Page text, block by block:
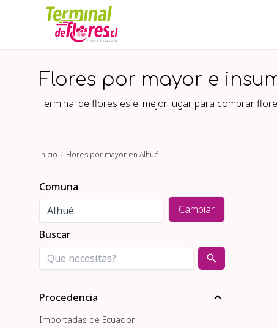
Flores por mayor e
Terminal de flores es el mejor lugar para comprar
Inicio Flores por mayor en Alhué
Comuna
Cambiar
Buscar
Procedencia
Importadas de Ecuador